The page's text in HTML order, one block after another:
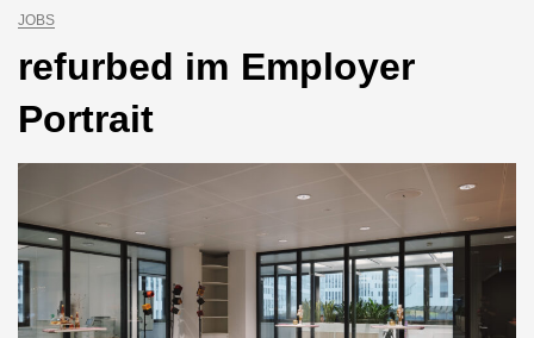
JOBS
refurbed im Employer
Portrait